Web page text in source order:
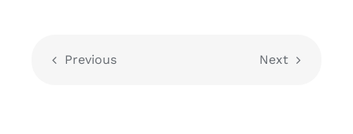
Previous Next